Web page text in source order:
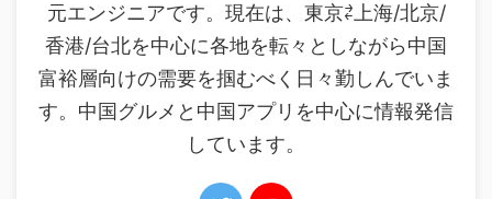
元エンジニアです。現在は、東京⇄上海/北京/
香港/台北を中心に各地を転々としながら中国
富裕層向けの需要を掴むべく日々勤しんでいま
す。中国グルメと中国アプリを中心に情報発信
しています。